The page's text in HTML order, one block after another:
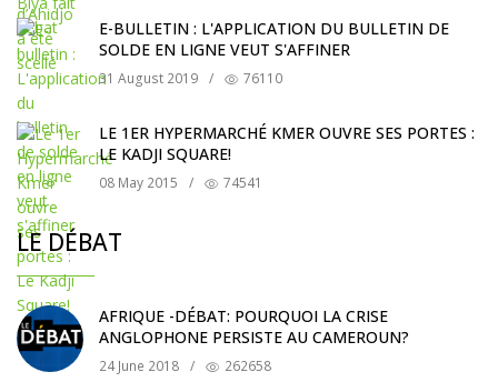
E-BULLETIN : L'APPLICATION DU BULLETIN DE
SOLDE EN LIGNE VEUT S'AFFINER
31 August 2019 / 76110
LE 1ER HYPERMARCHÉ KMER OUVRE SES PORTES :
LE KADJI SQUARE!
08 May 2015 / 74541
LE DÉBAT
AFRIQUE -DÉBAT: POURQUOI LA CRISE
ANGLOPHONE PERSISTE AU CAMEROUN?
24 June 2018 / 262658